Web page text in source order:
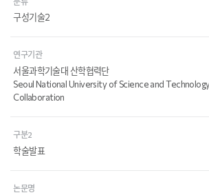
구성기술2
연구기관
서울과학기술대 산학협력단
Seoul National University of Science and
Collaboration
구분2
학술발표
논문명